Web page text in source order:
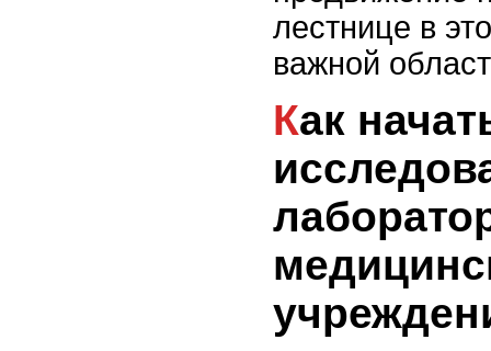
лестнице в
важной
Как начать работать в